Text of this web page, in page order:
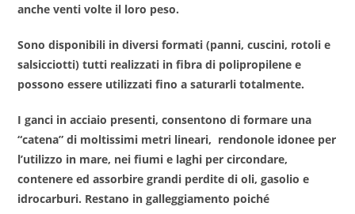
anche venti volte il loro peso.
Sono disponibili in diversi formati (panni, cuscini, rotoli e
salsicciotti) tutti realizzati in fibra di polipropilene e
possono essere utilizzati fino a saturarli totalmente.
I ganci in acciaio presenti, consentono di formare una
“catena” di moltissimi metri lineari, rendonole idonee per
l’utilizzo in mare, nei fiumi e laghi per circondare,
contenere ed assorbire grandi perdite di oli, gasolio e
idrocarburi. Restano in galleggiamento poiché